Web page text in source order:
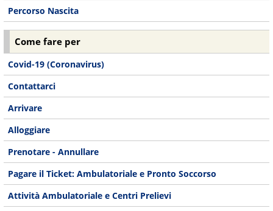
Percorso Nascita
Come fare per
Covid-19 (Coronavirus)
Contattarci
Arrivare
Alloggiare
Prenotare - Annullare
Pagare il Ticket: Ambulatoriale e Pronto Soccorso
Attività Ambulatoriale e Centri Prelievi